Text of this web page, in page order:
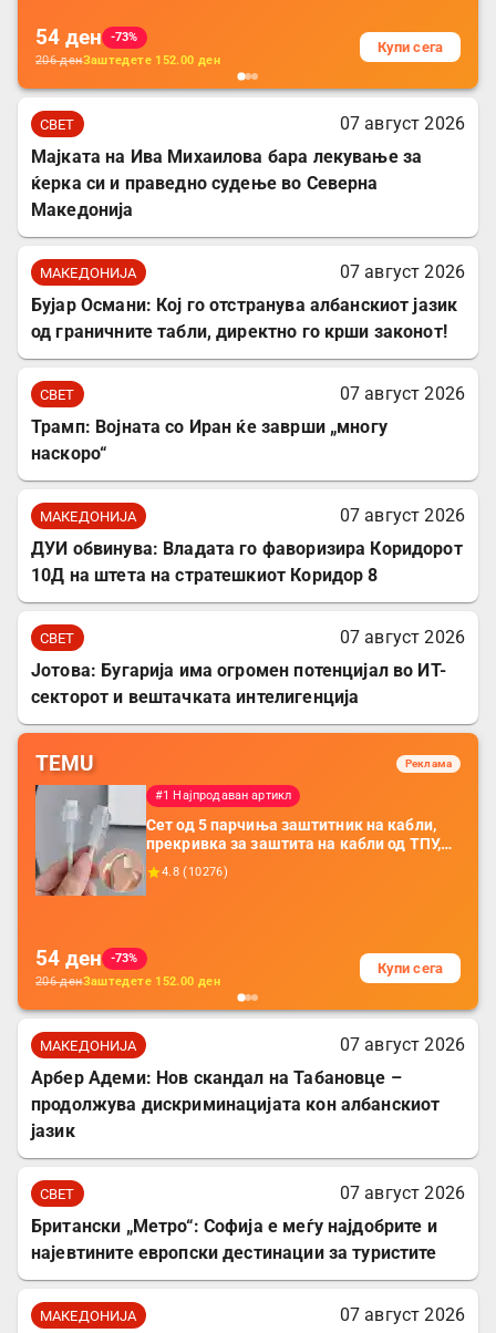
54 ден
-73%
206денЗаштедете 152.00 ден
Купи сега
СВЕТ
07 август 2026
Мајката на Ива Михаилова бара лекување за
ќерка си и праведно судење во Северна
Македонија
МАКЕДОНИЈА
07 август 2026
Бујар Османи: Кој го отстранува албанскиот јазик
од граничните табли, директно го крши законот!
СВЕТ
07 август 2026
Трамп: Војната со Иран ќе заврши „многу
наскоро“
МАКЕДОНИЈА
07 август 2026
ДУИ обвинува: Владата го фаворизира Коридорот
10Д на штета на стратешкиот Коридор 8
СВЕТ
07 август 2026
Јотова: Бугарија има огромен потенцијал во ИТ-
секторот и вештачката интелигенција
TEMU Реклама
#1 Најпродаван артикл
Сет од 5 парчиња заштитник на кабли,
прекривка за заштита на кабли од ТПУ,
додатоци за заштита на кабли, без
батерија, за мобилни телефони, комплет
4.8 ( 10276)
54 ден
-73%
206денЗаштедете 152.00 ден
Купи сега
МАКЕДОНИЈА
07 август 2026
Арбер Адеми: Нов скандал на Табановце –
продолжува дискриминацијата кон албанскиот
јазик
СВЕТ
07 август 2026
Британски „Метро“: Софија е меѓу најдобрите и
најевтините европски дестинации за туристите
МАКЕДОНИЈА
07 август 2026